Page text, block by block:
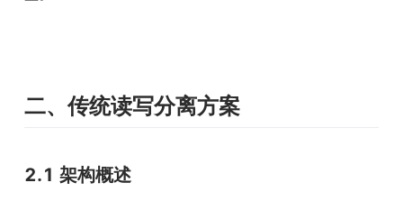
二、传统读写分离方案
2.1 架构概述